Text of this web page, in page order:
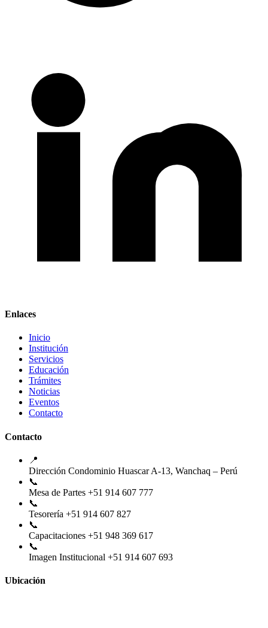
Enlaces
Inicio
Institución
Servicios
Educación
Trámites
Noticias
Eventos
Contacto
Contacto
📍
Dirección Condominio Huascar A-13, Wanchaq – Perú
📞
Mesa de Partes +51 914 607 777
📞
Tesorería +51 914 607 827
📞
Capacitaciones +51 948 369 617
📞
Imagen Institucional +51 914 607 693
Ubicación